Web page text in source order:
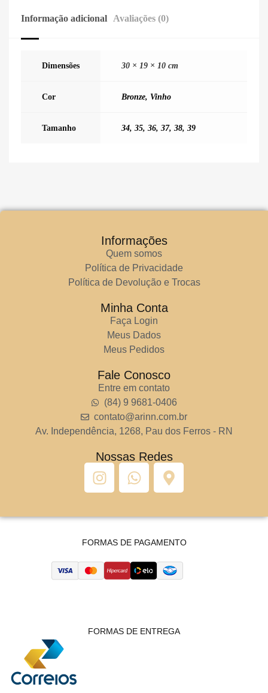
Informação adicional Avaliações (0)
Dimensões 30 × 19 × 10 cm
Cor Bronze, Vinho
Tamanho 34, 35, 36, 37, 38, 39
Informações
Quem somos
Política de Privacidade
Política de Devolução e Trocas
Minha Conta
Faça Login
Meus Dados
Meus Pedidos
Fale Conosco
Entre em contato
(84) 9 9681-0406
contato@arinn.com.br
Av. Independência, 1268, Pau dos Ferros - RN
Nossas Redes
FORMAS DE PAGAMENTO
FORMAS DE ENTREGA